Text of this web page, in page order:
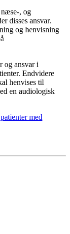
, og
disses ansvar.
og henvisning
og ansvar i
Endvidere
henvises til
en audiologisk
med